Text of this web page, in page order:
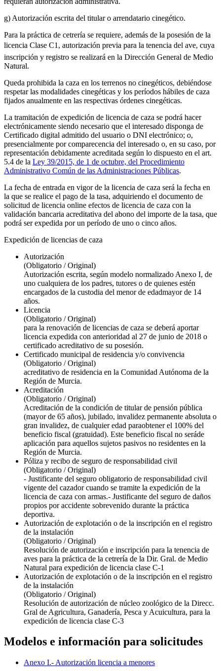
g) Autorización escrita del titular o arrendatario cinegético.
Para la práctica de cetrería se requiere, además de la posesión de la
licencia Clase C1, autorización previa para la tenencia del ave, cuya
inscripción y registro se realizará en la Dirección General de Medio
Natural.
Queda prohibida la caza en los terrenos no cinegéticos, debiéndose
respetar las modalidades cinegéticas y los períodos hábiles de caza
fijados anualmente en las respectivas órdenes cinegéticas.
La tramitación de expedición de licencia de caza se podrá hacer
electrónicamente siendo necesario que el interesado disponga de
Certificado digital admitido del usuario o DNI electrónico; o,
presencialmente por comparecencia del interesado o, en su caso, por
representación debidamente acreditada según lo dispuesto en el art.
5.4 de la Ley 39/2015, de 1 de octubre, del Procedimiento
Administrativo Común de las Administraciones Públicas.
La fecha de entrada en vigor de la licencia de caza será la fecha en
la que se realice el pago de la tasa, adquiriendo el documento de
solicitud de licencia online efectos de licencia de caza con la
validación bancaria acreditativa del abono del importe de la tasa, que
podrá ser expedida por un período de uno o cinco años.
Expedición de licencias de caza
Autorización
(Obligatorio / Original)
Autorización escrita, según modelo normalizado Anexo I, de
uno cualquiera de los padres, tutores o de quienes estén
encargados de la custodia del menor de edadmayor de 14
años.
Licencia
(Obligatorio / Original)
para la renovación de licencias de caza se deberá aportar
licencia expedida con anterioridad al 27 de junio de 2018 o
certificado acreditativo de su posesión.
Certificado municipal de residencia y/o convivencia
(Obligatorio / Original)
acreditativo de residencia en la Comunidad Autónoma de la
Región de Murcia.
Acreditación
(Obligatorio / Original)
Acreditación de la condición de titular de pensión pública
(mayor de 65 años), jubilado, invalidez permanente absoluta o
gran invalidez, de cualquier edad paraobtener el 100% del
beneficio fiscal (gratuidad). Este beneficio fiscal no seráde
aplicación para aquellos sujetos pasivos no residentes en la
Región de Murcia.
Póliza y recibo de seguro de responsabilidad civil
(Obligatorio / Original)
- Justificante del seguro obligatorio de responsabilidad civil
vigente del cazador cuando se tramite la expedición de la
licencia de caza con armas.- Justificante del seguro de daños
propios por accidente sobrevenido durante la práctica
deportiva.
Autorización de explotación o de la inscripción en el registro
de la instalación
(Obligatorio / Original)
Resolución de autorización e inscripción para la tenencia de
aves para la práctica de la cetrería de la Dir. Gral. de Medio
Natural para expedición de licencia clase C-1
Autorización de explotación o de la inscripción en el registro
de la instalación
(Obligatorio / Original)
Resolución de autorización de núcleo zoológico de la Direcc.
Gral de Agricultura, Ganadería, Pesca y Acuicultura, para la
expedición de licencia clase C-3
Modelos e información para solicitudes
Anexo I.- Autorización licencia a menores